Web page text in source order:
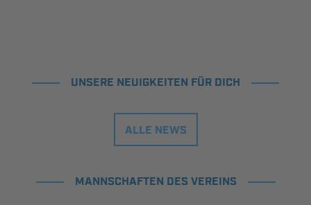
UNSERE NEUIGKEITEN FÜR DICH
ALLE NEWS
MANNSCHAFTEN DES VEREINS